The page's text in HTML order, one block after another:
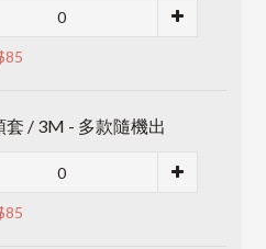
/ 3M - 多款隨機出